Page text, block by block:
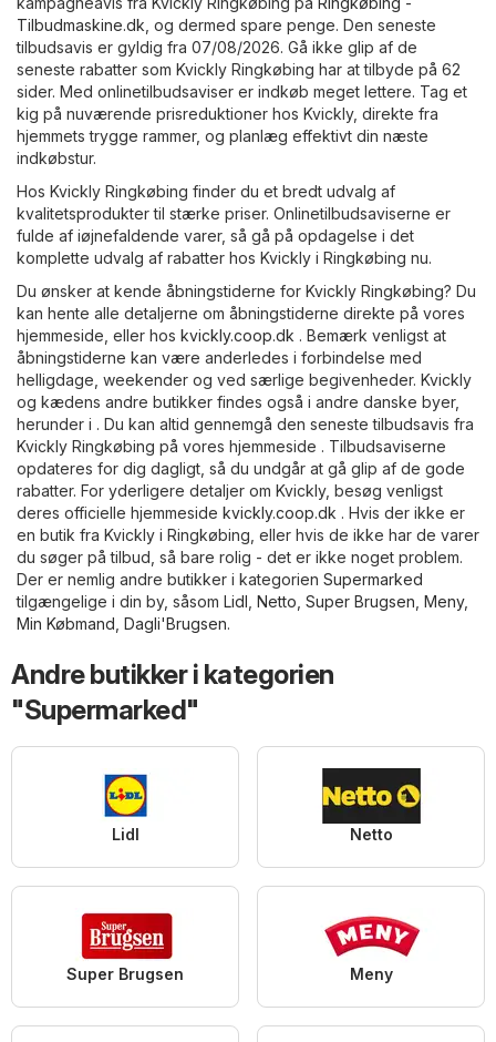
Tilbudmaskine.dk , og dermed spare penge. Den seneste
tilbudsavis er gyldig fra 07/08/2026. Gå ikke glip af de
seneste rabatter som Kvickly Ringkøbing har at tilbyde på 62
sider. Med onlinetilbudsaviser er indkøb meget lettere. Tag et
kig på nuværende prisreduktioner hos Kvickly, direkte fra
hjemmets trygge rammer, og planlæg effektivt din næste
indkøbstur.
Hos Kvickly Ringkøbing finder du et bredt udvalg af
kvalitetsprodukter til stærke priser. Onlinetilbudsaviserne er
fulde af iøjnefaldende varer, så gå på opdagelse i det
komplette udvalg af rabatter hos Kvickly i Ringkøbing nu.
Du ønsker at kende åbningstiderne for Kvickly Ringkøbing? Du
kan hente alle detaljerne om åbningstiderne direkte på vores
hjemmeside, eller hos kvickly.coop.dk . Bemærk venligst at
åbningstiderne kan være anderledes i forbindelse med
helligdage, weekender og ved særlige begivenheder. Kvickly
og kædens andre butikker findes også i andre danske byer,
herunder i . Du kan altid gennemgå den seneste tilbudsavis fra
Kvickly Ringkøbing på vores hjemmeside . Tilbudsaviserne
opdateres for dig dagligt, så du undgår at gå glip af de gode
rabatter. For yderligere detaljer om Kvickly, besøg venligst
deres officielle hjemmeside kvickly.coop.dk . Hvis der ikke er
en butik fra Kvickly i Ringkøbing, eller hvis de ikke har de varer
du søger på tilbud, så bare rolig - det er ikke noget problem.
Der er nemlig andre butikker i kategorien Supermarked
tilgængelige i din by, såsom Lidl Netto Super Brugsen Meny,
Min Købmand Dagli'Brugsen.
Andre butikker i kategorien
"Supermarked"
Lidl Netto
Super Brugsen Meny